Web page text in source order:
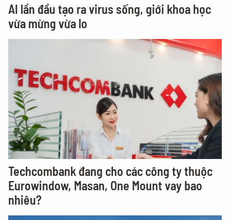
AI lần đầu tạo ra virus sống, giới khoa học
vừa mừng vừa lo
Techcombank đang cho các công ty thuộc
Eurowindow, Masan, One Mount vay bao
nhiêu?